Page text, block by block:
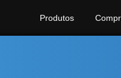
Produtos